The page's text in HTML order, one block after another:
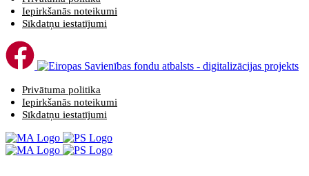
Iepirkšanās noteikumi
Sīkdatņu iestatījumi
Privātuma politika
Iepirkšanās noteikumi
Sīkdatņu iestatījumi